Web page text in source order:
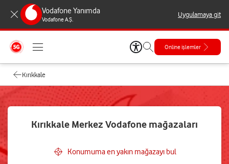
Vodafone Yanımda
Vodafone A.Ş.
Uygulamaya git
Online işlemler
Kırıkkale
Kırıkkale Merkez Vodafone mağazaları
Konumuma en yakın mağazayı bul